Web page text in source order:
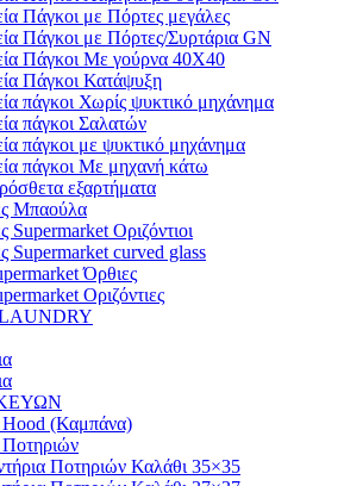
Πάγκοι με Πόρτες μεγάλες
Πάγκοι με Πόρτες/Συρτάρια GN
Πάγκοι Με γούρνα 40Χ40
Πάγκοι Κατάψυξη
πάγκοι Χωρίς ψυκτικό μηχάνημα
πάγκοι Σαλατών
πάγκοι με ψυκτικό μηχάνημα
πάγκοι Με μηχανή κάτω
εξαρτήματα
Μπαούλα
Supermarket Οριζόντιοι
Supermarket curved glass
Όρθιες
Οριζόντιες
Hood (Καμπάνα)
Ποτηριών Καλάθι 35×35